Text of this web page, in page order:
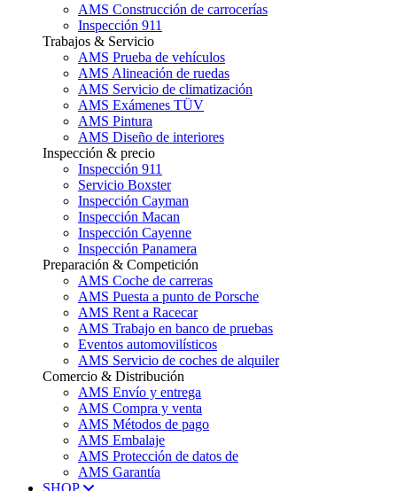
AMS Construcción de carrocerías
Inspección 911
Trabajos & Servicio
AMS Prueba de vehículos
AMS Alineación de ruedas
AMS Servicio de climatización
AMS Exámenes TÜV
AMS Pintura
AMS Diseño de interiores
Inspección & precio
Inspección 911
Servicio Boxster
Inspección Cayman
Inspección Macan
Inspección Cayenne
Inspección Panamera
Preparación & Competición
AMS Coche de carreras
AMS Puesta a punto de Porsche
AMS Rent a Racecar
AMS Trabajo en banco de pruebas
Eventos automovilísticos
AMS Servicio de coches de alquiler
Comercio & Distribución
AMS Envío y entrega
AMS Compra y venta
AMS Métodos de pago
AMS Embalaje
AMS Protección de datos de
AMS Garantía
SHOP